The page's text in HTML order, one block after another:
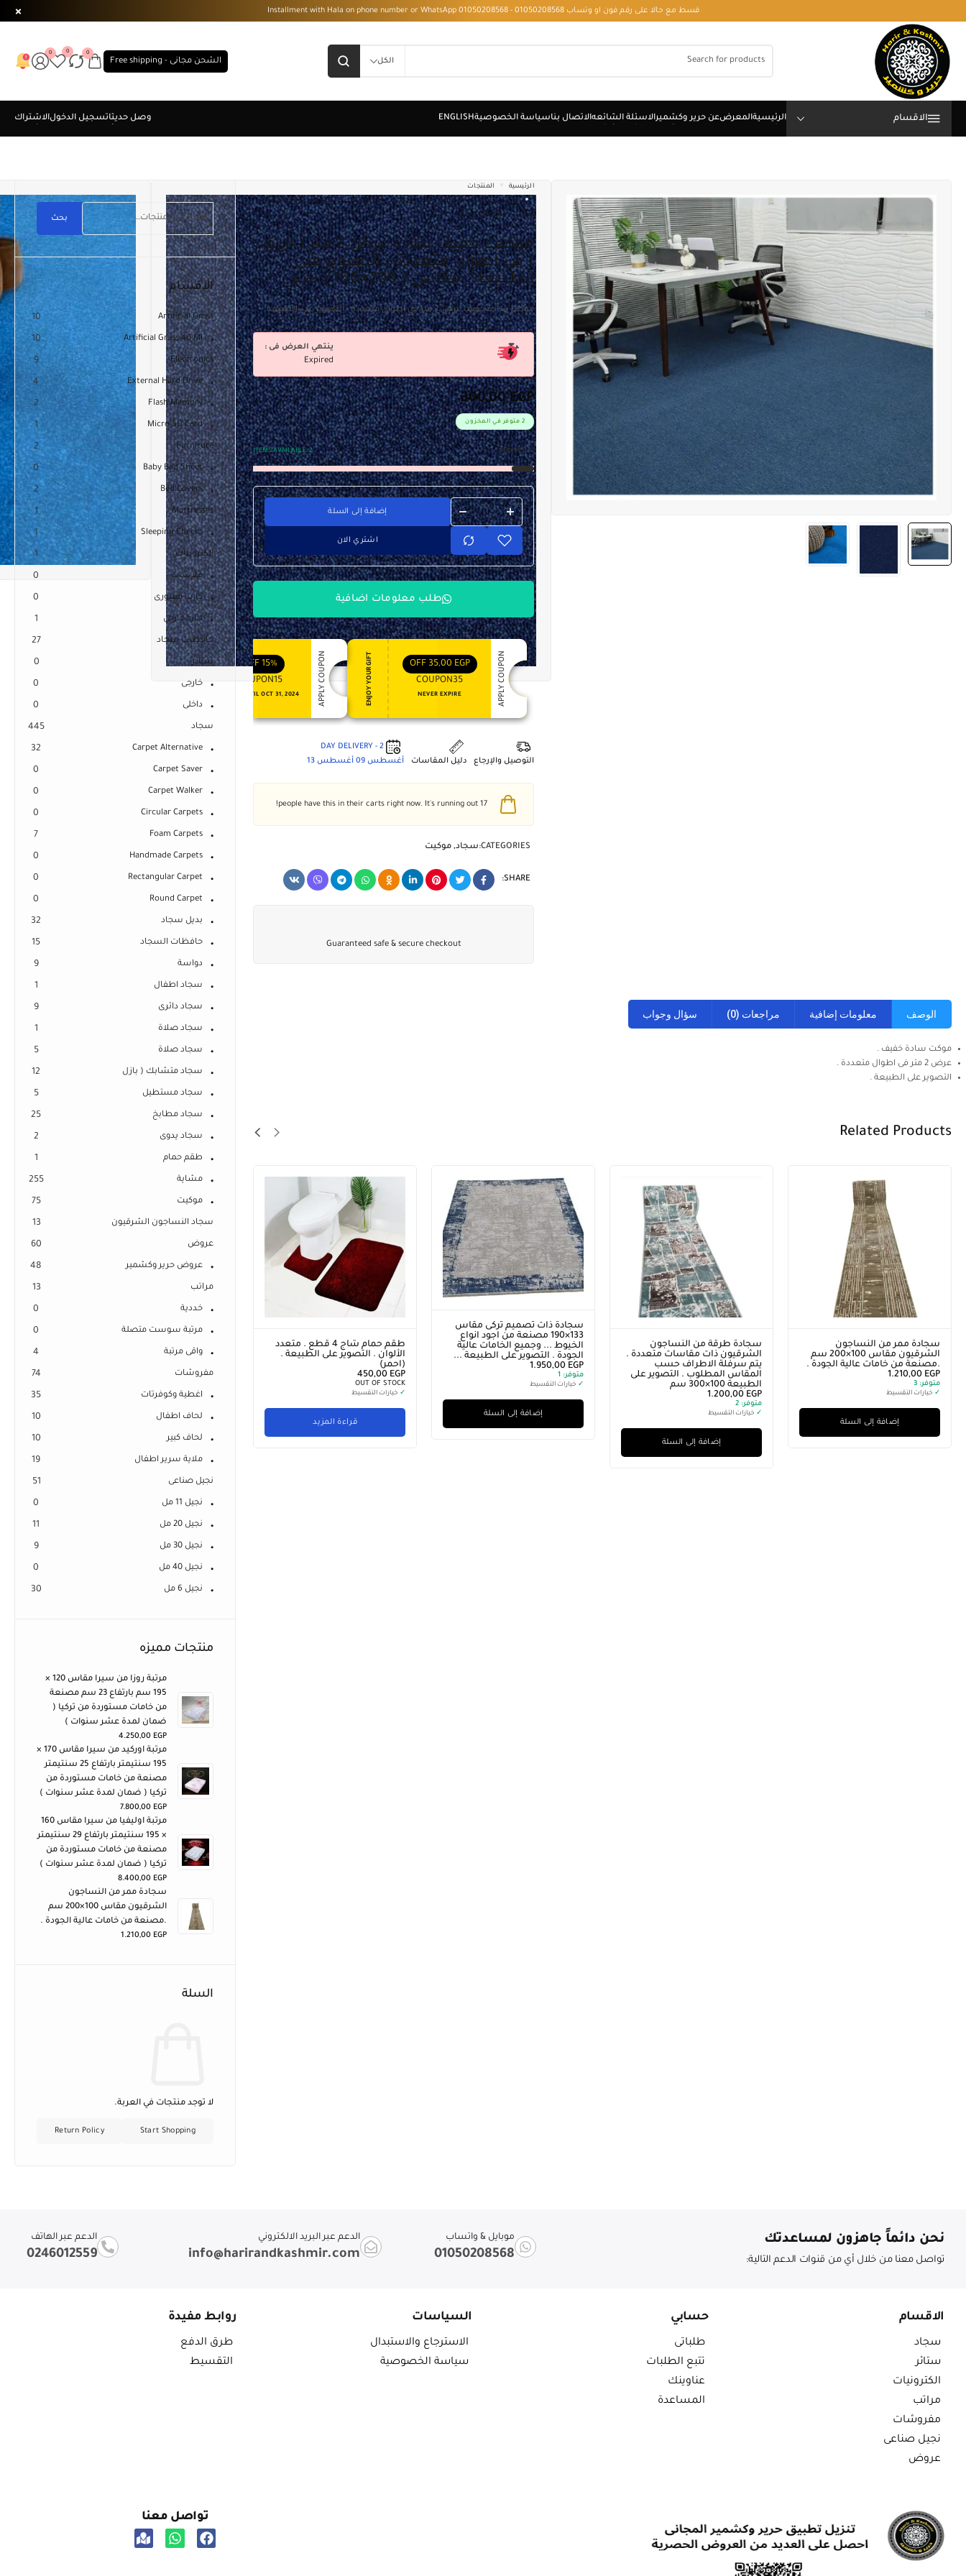
قسط مع حالا على رقم فون او وتساب 01050208568 - Installment with Hala on phone number or WhatsApp 01050208568
الكل الشحن مجانى - Free shipping
0
0
0
الاقسام
الرئيسية
المنتجات
موكيت خفيف سادة عرض 2 متر ( ازرق ) فى اطوال متعددة . التصوير على الطبيعة .
مقاس ( 200×100 ) سم .
موكيت خفيف سادة عرض 2 متر ( ازرق
) فى اطوال متعددة . التصوير على
الطبيعة . مقاس ( 200×100 ) سم .
موكت سادة خفيف عرض 2 متر فى اطوال متعددة . التصوير على الطبيعة
ينتهي العرض فى :
Expired
300,00EGP
2 متوفر في المخزون
ORDERED:0
ITEMS AVAILABLE:2
إضافة إلى السلة
اشتري الان
طلب معلومات اضافية
ENJOY YOUR GIFT 35,00 EGP
OFF
COUPON35
NEVER EXPIRE APPLY COUPON
ENJOY YOUR GIFT 15%
OFF
COUPON15
VALID UNTIL OCT 31, 2024 APPLY COUPON
التوصيل والإرجاع دليل المقاسات
2 - DAY DELIVERY
أغسطس 09
أغسطس 13
17
CATEGORIES: سجاد, موكيت
SHARE:
Guaranteed safe & secure checkout
الوصف معلومات إضافية مراجعات (0) سؤال وجواب
موكت سادة خفيف .
عرض 2 متر فى اطوال متعددة .
التصوير على الطبيعة .
Related Products
سجادة ممر من النساجون
الشرقيون مقاس 100×200 سم
.مصنعة من خامات عالية الجودة .
1.210,00 EGP
متوفر:
✓ خيارات التقسيط
إضافة إلى السلة
سجادة طرقة من النساجون
الشرقيون ذات مقاسات متعددة .
يتم سرفلة الاطراف حسب
المقاس المطلوب . التصوير على
الطبيعة 100×300 سم
1.200,00 EGP
متوفر:
✓ خيارات التقسيط
إضافة إلى السلة
سجادة ذات تصميم تركى مقاس
133×190 مصنعة من اجود انواع
الخيوط ... وجميع الخامات عالية
الجودة . التصوير على الطبيعة ...
1.950,00 EGP
متوفر:
✓ خيارات التقسيط
إضافة إلى السلة
طقم حمام شاج 4 قطع . متعدد
الألوان . التصوير على الطبيعة .
(احمر)
450,00 EGP
OUT OF STOCK
✓ خيارات التقسيط
قراءة المزيد
بحث
الاقسام
Artificial Grass
10
Artificial Grass 40 Ml
10
Electronics
9
External Hard Drive
4
Flash Memory
2
Micro SD Card
1
Furniture
2
Baby Bed Sheet
0
Bed Covers
2
Mattresses
1
Sleeping Cheeks
1
الكترونيات 1
فلاشات 0
كارت ميمورى 0
هارد خارجى 1
حافظات سجاد 27
ستائر 0
خارجى 0
داخلى 0
سجاد 445
Carpet Alternative
32
Carpet Saver
0
Carpet Walker
0
Circular Carpets
0
Foam Carpets
7
Handmade Carpets
0
Rectangular Carpet
0
Round Carpet
0
بديل سجاد 32
حافظات السجاد 15
دواسة 9
سجاد اطفال 1
سجاد دائرى 9
سجاد صلاة 1
سجاد صلاة 5
سجاد متشابك ( بازل 12
سجاد مستطيل 5
سجاد مطابخ 25
سجاد يدوى 2
طقم حمام 1
مشاية 255
موكيت 75
سجاد النساجون الشرقيون 13
عروض 60
عروض حرير وكشمير 48
مراتب 13
خددية 0
مرتبة سوست متصلة 0
واقى مرتبة 4
مفروشات 74
اغطية وكوفرتات 35
لحاف اطفال 10
لحاف كبير 10
ملاية سرير اطفال 19
نجيل صناعى 51
نجيل 11 مل 0
نجيل 20 مل 11
نجيل 30 مل 9
نجيل 40 مل 0
نجيل 6 مل 30
منتجات مميزه
مرتبة روزا من سيرا مقاس 120 ×
195 سم بارتفاع 23 سم مصنعة
من خامات مستوردة من تركيا (
ضمان لمدة عشر سنوات )
4.250,00 EGP
مرتبة اوركيد من سيرا مقاس 170 ×
195 سنتيمتر بارتفاع 25 سنتيمتر
مصنعة من خامات مستوردة من
تركيا ( ضمان لمدة عشر سنوات )
7.800,00 EGP
مرتبة اوليفيا من سيرا مقاس 160
× 195 سنتيمتر بارتفاع 29 سنتيمتر
مصنعة من خامات مستوردة من
تركيا ( ضمان لمدة عشر سنوات )
8.400,00 EGP
سجادة ممر من النساجون
الشرقيون مقاس 100×200 سم
.مصنعة من خامات عالية الجودة .
1.210,00 EGP
السلة
لا توجد منتجات في العربة.
Start Shopping
Return Policy
نحن دائماً جاهزون لمساعدتك
تواصل معنا من خلال أي من قنوات الدعم التالية:
موبايل & واتساب
01050208568
الدعم عبر البريد الالكتروني
info@harirandkashmir.com
الدعم عبر الهاتف
0246012559
الاقسام
سجاد
ستائر
الكترونيات
مراتب
مفروشات
نجيل صناعى
عروض
حسابي
طلباتى
تتبع الطلبات
عناوينك
المساعدة
السياسات
الاسترجاع والاستبدال
سياسة الخصوصية
روابط مفيدة
طرق الدفع
التقسيط
تواصل معنا